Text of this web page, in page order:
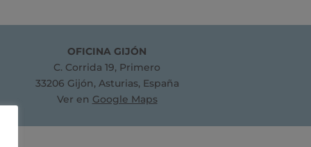
OFICINA GIJÓN
C. Corrida 19, Primero
33206 Gijón, Asturias, España
Ver en Google Maps